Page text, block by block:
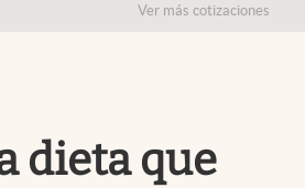
USA
Ver más cotizaciones
dieta que